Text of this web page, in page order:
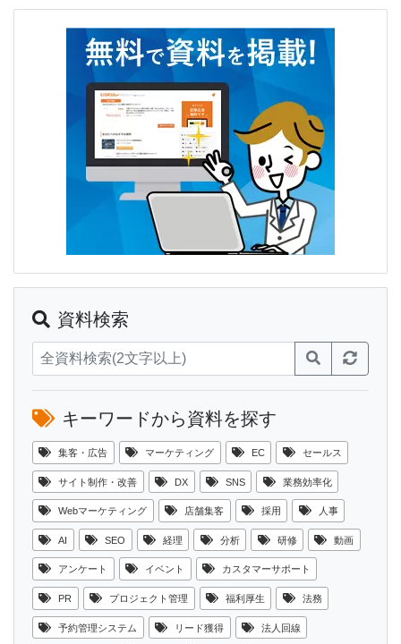
資料検索
キーワードから資料を探す
集客・広告 マーケティング EC セールス
サイト制作・改善 DX SNS 業務効率化
Webマーケティング 店舗集客 採用 人事
AI SEO 経理 分析 研修 動画
アンケート イベント カスタマーサポート
PR プロジェクト管理 福利厚生 法務
予約管理システム リード獲得 法人回線